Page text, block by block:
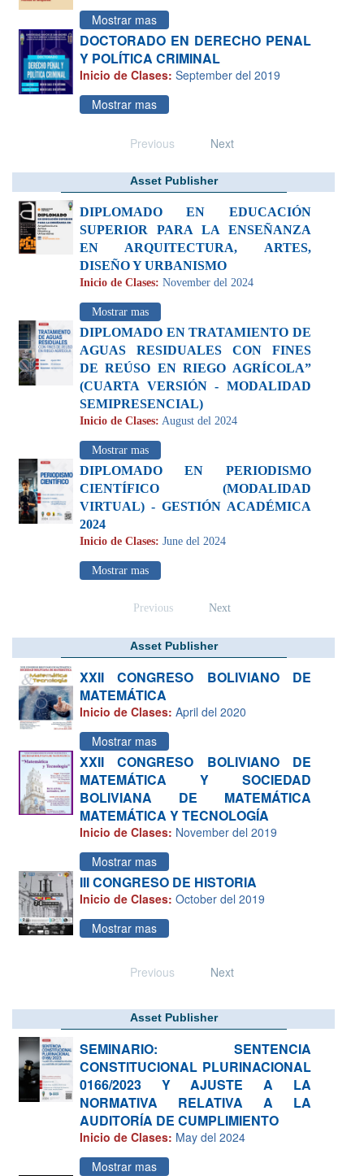
Mostrar mas
DOCTORADO EN DERECHO PENAL
Y POLÍTICA CRIMINAL
Inicio de Clases: September del 2019
Mostrar mas
Previous Next
Asset Publisher
DIPLOMADO EN EDUCACIÓN
SUPERIOR PARA LA ENSEÑANZA
EN ARQUITECTURA, ARTES,
DISEÑO Y URBANISMO
Inicio de Clases: November del 2024
Mostrar mas
DIPLOMADO EN TRATAMIENTO DE
AGUAS RESIDUALES CON FINES
DE REÚSO EN RIEGO AGRÍCOLA”
(CUARTA VERSIÓN - MODALIDAD
SEMIPRESENCIAL)
Inicio de Clases: August del 2024
Mostrar mas
DIPLOMADO EN PERIODISMO
CIENTÍFICO (MODALIDAD
VIRTUAL) - GESTIÓN ACADÉMICA
2024
Inicio de Clases: June del 2024
Mostrar mas
Previous Next
Asset Publisher
XXII CONGRESO BOLIVIANO DE
MATEMÁTICA
Inicio de Clases: April del 2020
Mostrar mas
XXII CONGRESO BOLIVIANO DE
MATEMÁTICA Y SOCIEDAD
BOLIVIANA DE MATEMÁTICA
MATEMÁTICA Y TECNOLOGÍA
Inicio de Clases: November del 2019
Mostrar mas
III CONGRESO DE HISTORIA
Inicio de Clases: October del 2019
Mostrar mas
Previous Next
Asset Publisher
SEMINARIO: SENTENCIA
CONSTITUCIONAL PLURINACIONAL
0166/2023 Y AJUSTE A LA
NORMATIVA RELATIVA A LA
AUDITORÍA DE CUMPLIMIENTO
Inicio de Clases: May del 2024
Mostrar mas